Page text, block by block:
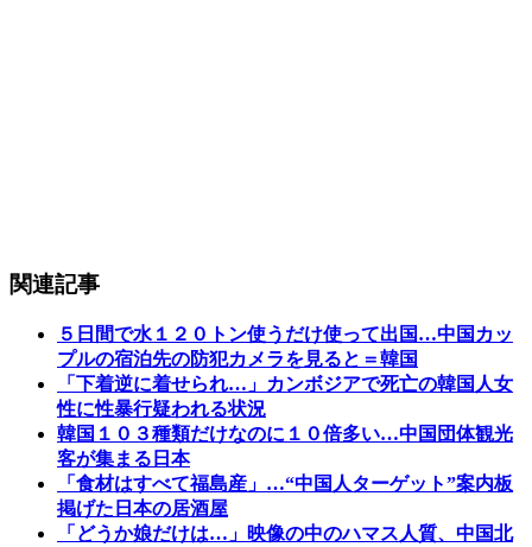
関連記事
５日間で水１２０トン使うだけ使って出国…中国カッ
プルの宿泊先の防犯カメラを見ると＝韓国
「下着逆に着せられ…」カンボジアで死亡の韓国人女
性に性暴行疑われる状況
韓国１０３種類だけなのに１０倍多い…中国団体観光
客が集まる日本
「食材はすべて福島産」…“中国人ターゲット”案内板
掲げた日本の居酒屋
「どうか娘だけは…」映像の中のハマス人質、中国北